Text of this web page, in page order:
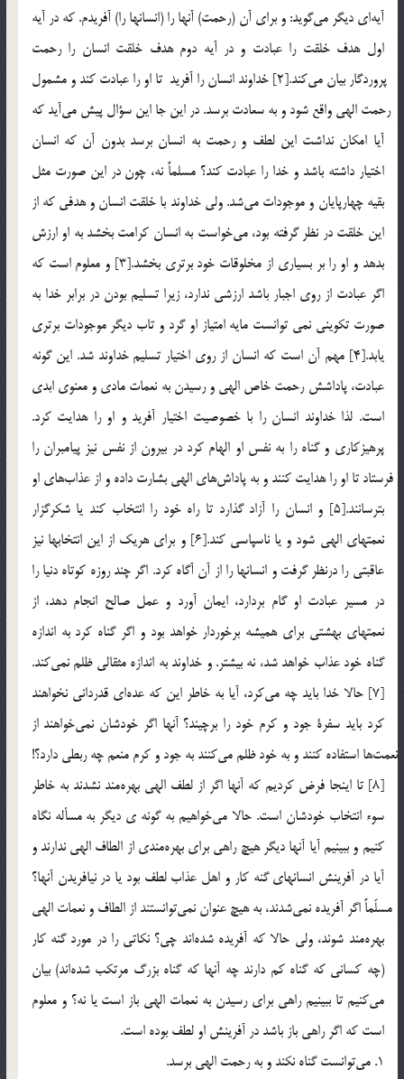
آيه‎اي ديگر مي‎گويد: و براي آن (رحمت) آنها را (انسانها را) آفريدم. كه در آيه
اول هدف خلقت را عبادت و در آيه دوم هدف خلقت انسان را رحمت
پروردگار بيان مي‎كند.[2] خداوند انسان را آفريد تا او را عبادت کند و مشمول
رحمت الهي واقع شود و به سعادت برسد. در اين جا اين سؤال پيش مي‎آيد كه
آيا امکان نداشت اين لطف و رحمت به انسان برسد بدون آن كه انسان
اختيار داشته باشد و خدا را عبادت كند؟ مسلماً نه، چون در اين صورت مثل
بقيه چهارپايان و موجودات مي‎شد. ولي خداوند با خلقت انسان و هدفي كه از
اين خلقت در نظر گرفته بود، مي‎خواست به انسان كرامت بخشد به او ارزش
بدهد و او را بر بسياري از مخلوقات خود برتري بخشد.[3] و معلوم است كه
اگر عبادت از روي اجبار باشد ارزشي ندارد، زيرا تسليم بودن در برابر خدا به
صورت تكويني نمي توانست مايه امتياز او گرد و تاب ديگر موجودات برتري
يابد.[4] مهم آن است كه انسان از روي اختيار تسليم خداوند شد. اين گونه
عبادت، پاداشش رحمت خاص الهي و رسيدن به نعمات مادي و معنوي ابدي
است. لذا خداوند انسان را با خصوصيت اختيار آفريد و او را هدايت كرد.
پرهيزكاري و گناه را به نفس او الهام كرد در بيرون از نفس نيز پيامبران را
فرستاد تا او را هدايت كنند و به پاداش‎هاي الهي بشارت داده و از عذاب‎هاي او
بترسانند.[5] و انسان را آزاد گذارد تا راه خود را انتخاب كند يا شكرگزار
نعمتهاي الهي شود و يا ناسپاسي كند.[6] و براي هريك از اين انتخابها نيز
عاقبتي را درنظر گرفت و انسانها را از آن آگاه كرد. اگر چند روزه كوتاه دنيا را
در مسير عبادت او گام بردارد، ايمان آورد و عمل صالح انجام دهد، از
نعمتهاي بهشتي براي هميشه برخوردار خواهد بود و اگر گناه كرد به اندازه
گناه خود عذاب خواهد شد، نه بيشتر. و خداوند به اندازه مثقالي ظلم نمي‎كند.
[7] حالا خدا بايد چه مي‎كرد، آيا به خاطر اين كه عده‎اي قدرداني نخواهند
كرد بايد سفرة جود و كرم خود را برچيند؟ آنها اگر خودشان نمي‎خواهند از
نعمت‎ها استفاده كنند و به خود ظلم مي‎كنند به جود و كرم منعم چه ربطي دارد؟!
[8] تا اينجا فرض كرديم كه آنها اگر از لطف الهي بهره‎مند نشدند به خاطر
سوء انتخاب خودشان است. حالا مي‎خواهيم به گونه ي ديگر به مسأله نگاه
كنيم و ببينيم آيا آنها ديگر هيچ راهي براي بهره‎مندي از الطاف الهي ندارند و
آيا در آفرينش انسانهاي گنه كار و اهل عذاب لطف بود يا در نيافريدن آنها؟
مسلّماً اگر آفريده نمي‎شدند، به هيچ عنوان نمي‎توانستند از الطاف و نعمات الهي
بهره‎مند شوند، ولي حالا كه آفريده شده‎اند چي؟ نكاتي را در مورد گنه كار
(چه كساني كه گناه كم دارند چه آنها كه گناه بزرگ مرتكب شده‎اند) بيان
مي‎كنيم تا ببينيم راهي براي رسيدن به نعمات الهي باز است يا نه؟ و معلوم
است كه اگر راهي باز باشد در آفرينش او لطف بوده است.
1. مي‎توانست گناه نكند و به رحمت الهي برسد.